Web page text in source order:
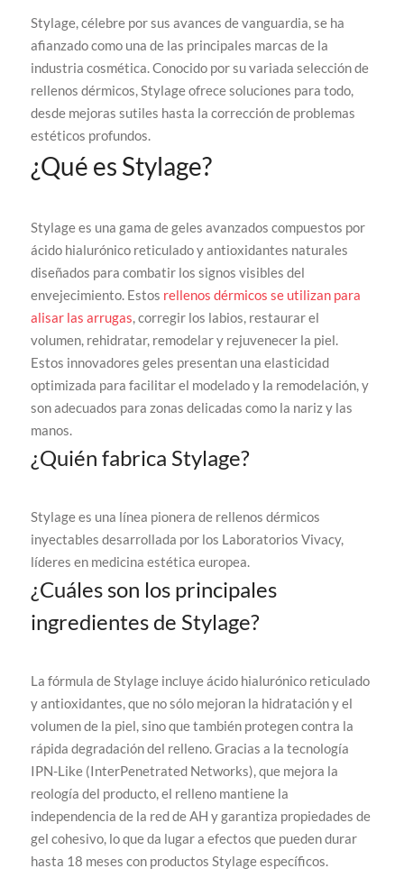
Stylage, célebre por sus avances de vanguardia, se ha
afianzado como una de las principales marcas de la
industria cosmética. Conocido por su variada selección de
rellenos dérmicos, Stylage ofrece soluciones para todo,
desde mejoras sutiles hasta la corrección de problemas
estéticos profundos.
¿Qué es Stylage?
Stylage es una gama de geles avanzados compuestos por
ácido hialurónico reticulado y antioxidantes naturales
diseñados para combatir los signos visibles del
envejecimiento. Estos rellenos dérmicos se utilizan para
alisar las arrugas, corregir los labios, restaurar el
volumen, rehidratar, remodelar y rejuvenecer la piel.
Estos innovadores geles presentan una elasticidad
optimizada para facilitar el modelado y la remodelación, y
son adecuados para zonas delicadas como la nariz y las
manos.
¿Quién fabrica Stylage?
Stylage es una línea pionera de rellenos dérmicos
inyectables desarrollada por los Laboratorios Vivacy,
líderes en medicina estética europea.
¿Cuáles son los principales
ingredientes de Stylage?
La fórmula de Stylage incluye ácido hialurónico reticulado
y antioxidantes, que no sólo mejoran la hidratación y el
volumen de la piel, sino que también protegen contra la
rápida degradación del relleno. Gracias a la tecnología
IPN-Like (InterPenetrated Networks), que mejora la
reología del producto, el relleno mantiene la
independencia de la red de AH y garantiza propiedades de
gel cohesivo, lo que da lugar a efectos que pueden durar
hasta 18 meses con productos Stylage específicos.